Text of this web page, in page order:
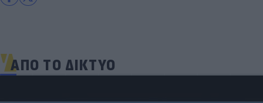
ΑΠΟ ΤΟ ΔΙΚΤΥΟ